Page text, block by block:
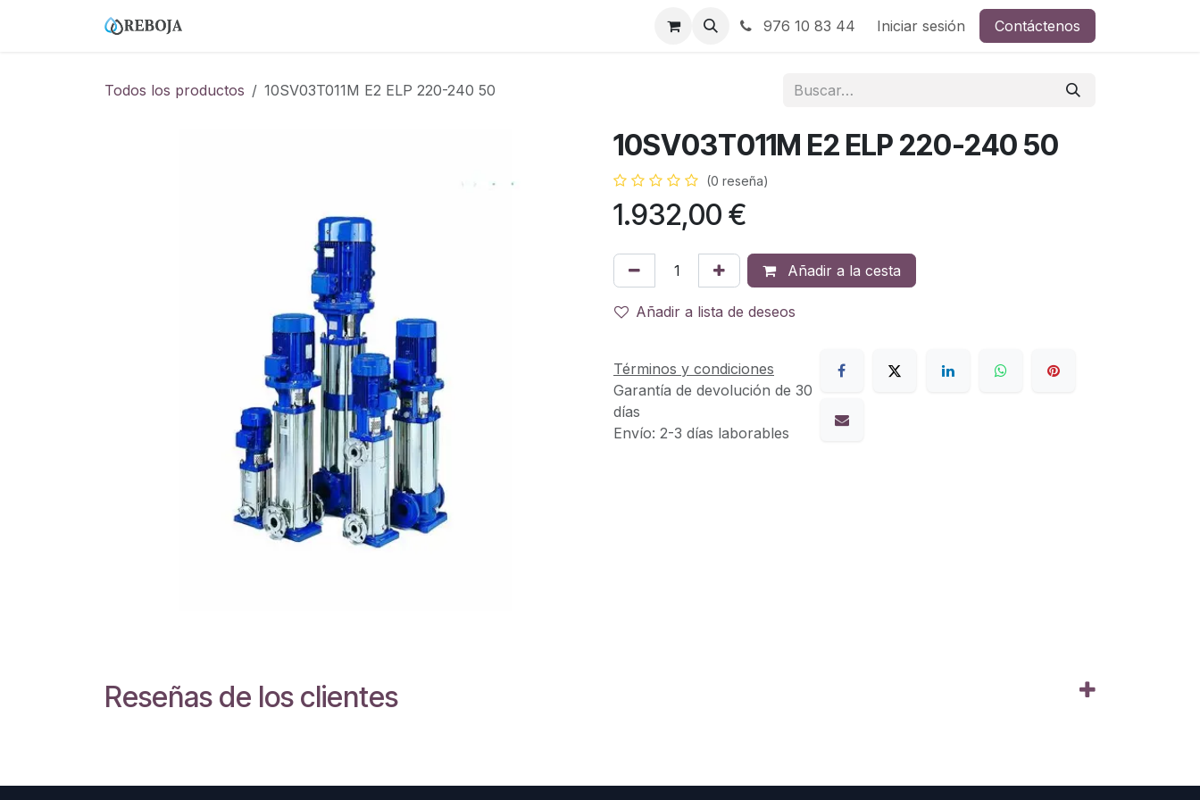
Blog 976 10 83 44 Iniciar sesión Contáctenos
Todos los productos 10SV03T011M E2 ELP 220-240 50
10SV03T011M E2 ELP 220-240 50
(0 reseña)
1.932,00 €
Añadir a la cesta
Añadir a lista de deseos
Términos y condiciones
Garantía de devolución de 30
días
Envío: 2-3 días laborables
Reseñas de los clientes